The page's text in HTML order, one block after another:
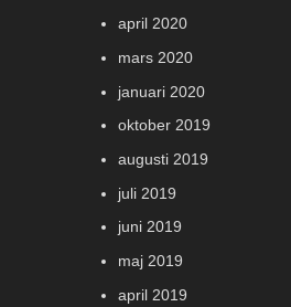
april 2020
mars 2020
januari 2020
oktober 2019
augusti 2019
juli 2019
juni 2019
maj 2019
april 2019